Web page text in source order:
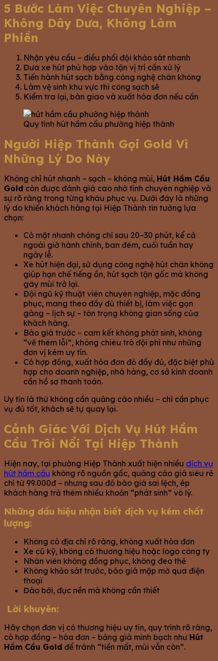
5 Bước Làm Việc Chuyên Nghiệp –
Không Dây Dưa, Không Làm
Phiền
Nhận yêu cầu – điều phối đội khảo sát nhanh
Đưa xe hút phù hợp vào tận vị trí cần xử lý
Tiến hành hút sạch bằng công nghệ chân không
Làm vệ sinh khu vực thi công sạch sẽ
Kiểm tra lại, bàn giao và xuất hóa đơn nếu cần
Quy tình hút hầm cầu phường hiệp thành
Người Hiệp Thành Gọi Gold Vì
Những Lý Do Này
Không chỉ hút nhanh – sạch – không mùi, Hút Hầm Cầu
Gold còn được đánh giá cao nhờ tính chuyên nghiệp và
sự rõ ràng trong từng khâu phục vụ. Dưới đây là những
lý do khiến khách hàng tại Hiệp Thành tin tưởng lựa
chọn:
Có mặt nhanh chóng chỉ sau 20–30 phút, kể cả
ngoài giờ hành chính, ban đêm, cuối tuần hay
ngày lễ.
Xe hút hiện đại, sử dụng công nghệ hút chân không
giúp hạn chế tiếng ồn, hút sạch tận gốc mà không
gây mùi trở lại.
Đội ngũ kỹ thuật viên chuyên nghiệp, mặc đồng
phục, mang theo đầy đủ thiết bị, làm việc gọn
gàng – lịch sự – tôn trọng không gian sống của
khách hàng.
Báo giá trước – cam kết không phát sinh, không
“vẽ thêm lỗi”, không chiêu trò đội phí như những
đơn vị kém uy tín.
Có hợp đồng, xuất hóa đơn đỏ đầy đủ, đặc biệt phù
hợp cho doanh nghiệp, nhà hàng, cơ sở kinh doanh
cần hồ sơ thanh toán.
Uy tín là thứ không cần quảng cáo nhiều – chỉ cần phục
vụ đủ tốt, khách sẽ tự quay lại.
Cảnh Giác Với Dịch Vụ Hút Hầm
Cầu Trôi Nổi Tại Hiệp Thành
Hiện nay, tại phường Hiệp Thành xuất hiện nhiều dịch vụ
hút hầm cầu không rõ nguồn gốc, quảng cáo giá siêu rẻ
chỉ từ 99.000đ – nhưng sau đó báo giá sai lệch, ép
khách hàng trả thêm nhiều khoản “phát sinh” vô lý.
Những dấu hiệu nhận biết dịch vụ kém chất
lượng:
Không có địa chỉ rõ ràng, không xuất hóa đơn
Xe cũ kỹ, không có thương hiệu hoặc logo công ty
Nhân viên không đồng phục, không đeo thẻ
Không khảo sát trước, báo giá mập mờ qua điện
thoại
Đào bới, đục nền mà không cần thiết
Lời khuyên:
Hãy chọn đơn vị có thương hiệu uy tín, quy trình rõ ràng,
có hợp đồng – hóa đơn – bảng giá minh bạch như Hút
Hầm Cầu Gold để tránh “tiền mất, mùi vẫn còn”.